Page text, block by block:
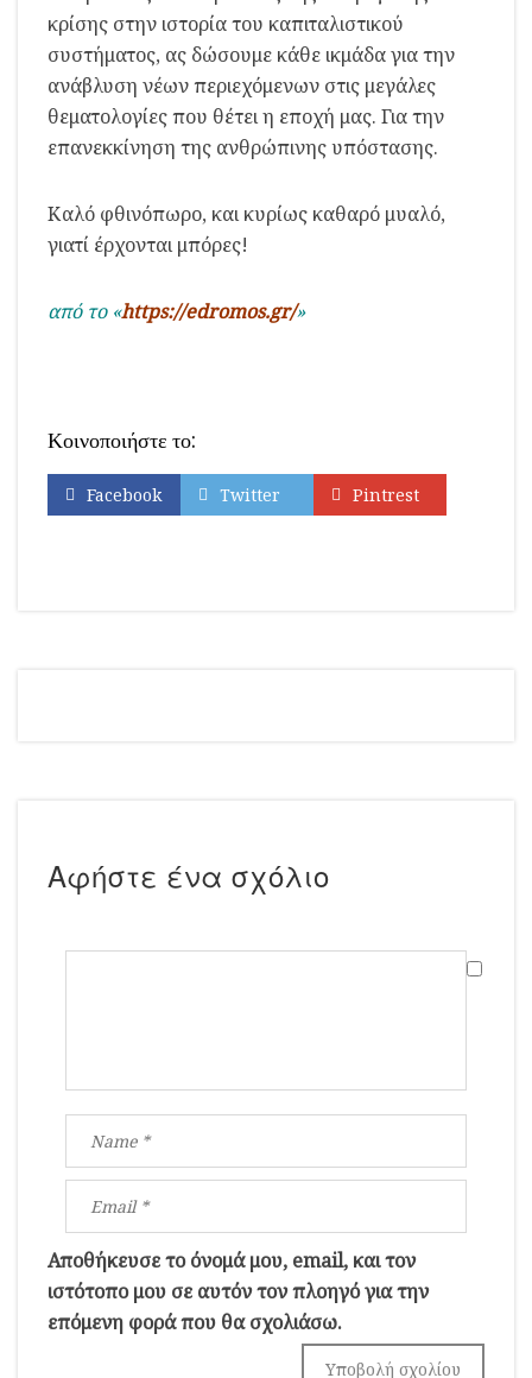
κρίσης στην ιστορία του καπιταλιστικού
συστήματος, ας δώσουμε κάθε ικμάδα για την
ανάβλυση νέων περιεχόμενων στις μεγάλες
θεματολογίες που θέτει η εποχή μας. Για την
επανεκκίνηση της ανθρώπινης υπόστασης.
Καλό φθινόπωρο, και κυρίως καθαρό μυαλό,
γιατί έρχονται μπόρες!
από το «https://edromos.gr/»
Κοινοποιήστε το:
Facebook Twitter
Pintrest
Αφήστε ένα σχόλιο
Αποθήκευσε το όνομά μου, email, και τον
ιστότοπο μου σε αυτόν τον πλοηγό για την
επόμενη φορά που θα σχολιάσω.